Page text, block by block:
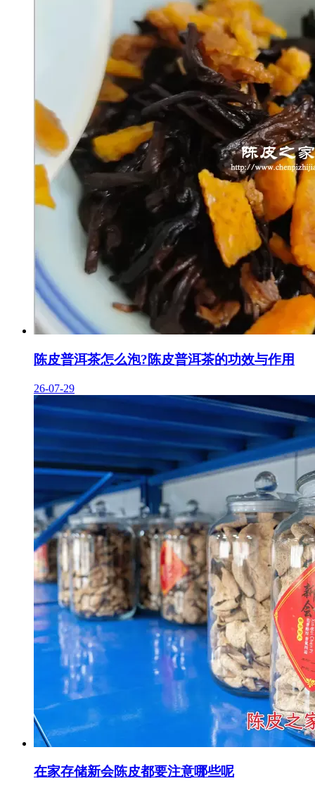
陈皮普洱茶怎么泡?陈皮普洱茶的功效与作用
26-07-29
在家存储新会陈皮都要注意哪些呢